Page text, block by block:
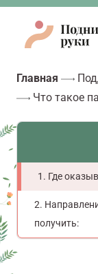
Главная
Что такое
Где
получить: